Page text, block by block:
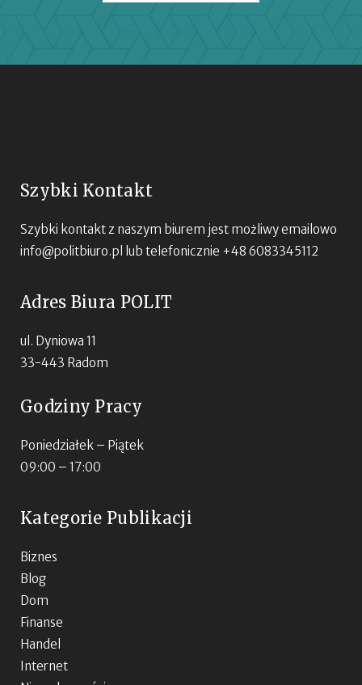
Szybki Kontakt
Szybki kontakt z naszym biurem jest możliwy emailowo
info@politbiuro.pl
lub telefonicznie +48 6083345112
Adres Biura POLIT
ul. Dyniowa 11
33-443 Radom
Godziny Pracy
Poniedziałek – Piątek
09:00 – 17:00
Kategorie Publikacji
Biznes
Blog
Dom
Finanse
Handel
Internet